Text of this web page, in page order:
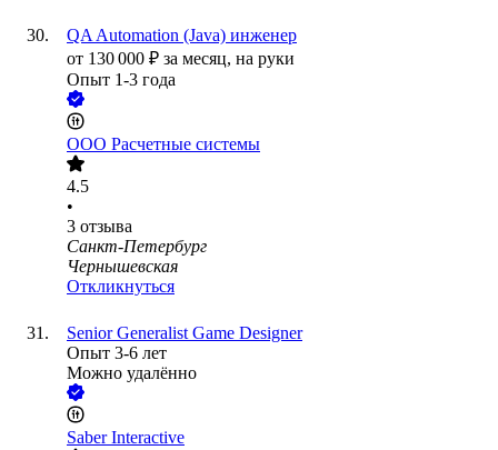
QA Automation (Java) инженер
от 130 000 ₽ за месяц, на руки
Опыт 1-3 года
ООО Расчетные системы
4.5
•
3 отзыва
Санкт-Петербург
Чернышевская
Откликнуться
Senior Generalist Game Designer
Опыт 3-6 лет
Можно удалённо
Saber Interactive